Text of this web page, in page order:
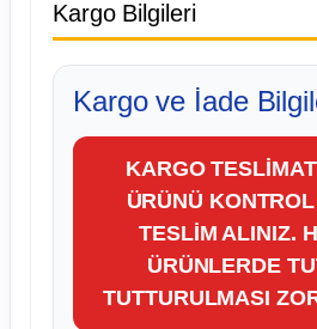
Kargo Bilgileri
Kargo ve İade
KARGO
ÜRÜNÜ
TESLİM ALINIZ.
ÜRÜNLERDE
TUTTURULMASI